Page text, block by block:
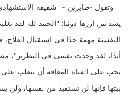
وتقول -صابرين – شقيقة
يشد من أزرها دومًا: "الحمد لله لقد
النفسية مهمة جدًا في استقبال العلاج،
أبدًا، لقد وجدت نفسي في التطريز"،
يجب على الفتاة المعاقة أن تتغلب
بيتها فإنها لن تستفيد من نفسها، ولن